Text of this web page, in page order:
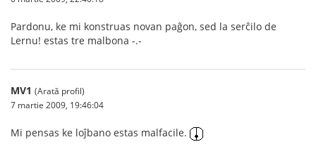
Pardonu, ke mi konstruas novan paĝon, sed la serĉilo de
Lernu! estas tre malbona -.-
MV1 (Arată profil)
7 martie 2009, 19:46:04
Mi pensas ke loĵbano estas malfacile.